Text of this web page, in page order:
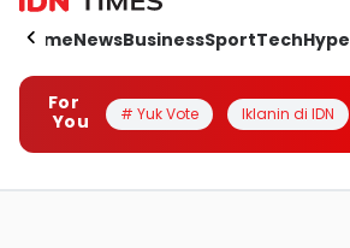
HomeNewsBusinessSportTechHype
For
You
# Yuk Vote Iklanin di IDN